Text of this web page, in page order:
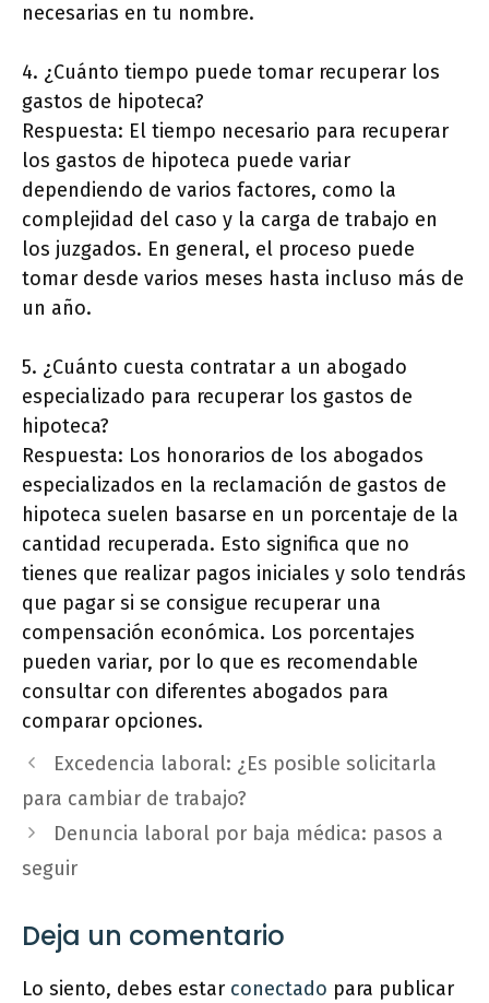
necesarias en tu nombre.
4. ¿Cuánto tiempo puede tomar recuperar los
gastos de hipoteca?
Respuesta: El tiempo necesario para recuperar
los gastos de hipoteca puede variar
dependiendo de varios factores, como la
complejidad del caso y la carga de trabajo en
los juzgados. En general, el proceso puede
tomar desde varios meses hasta incluso más de
un año.
5. ¿Cuánto cuesta contratar a un abogado
especializado para recuperar los gastos de
hipoteca?
Respuesta: Los honorarios de los abogados
especializados en la reclamación de gastos de
hipoteca suelen basarse en un porcentaje de la
cantidad recuperada. Esto significa que no
tienes que realizar pagos iniciales y solo tendrás
que pagar si se consigue recuperar una
compensación económica. Los porcentajes
pueden variar, por lo que es recomendable
consultar con diferentes abogados para
comparar opciones.
Excedencia laboral: ¿Es posible solicitarla
para cambiar de trabajo?
Denuncia laboral por baja médica: pasos a
seguir
Deja un comentario
Lo siento, debes estar conectado para publicar